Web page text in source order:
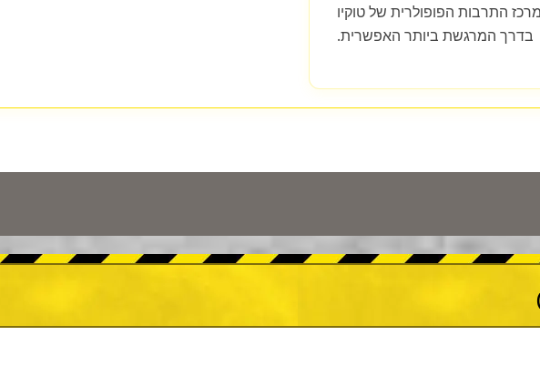
התרבות הפופולרית של טוקיו
בדרך המרגשת ביותר האפשרית.